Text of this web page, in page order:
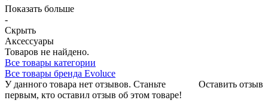
Показать больше
-
Скрыть
Аксессуары
Товаров не найдено.
Все товары категории
Все товары бренда Evoluce
Оставить отзыв
У данного товара нет отзывов. Станьте
первым, кто оставил отзыв об этом товаре!